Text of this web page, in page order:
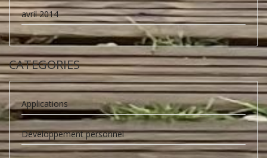
avril 2014
CATEGORIES
Applications
Développement personnel